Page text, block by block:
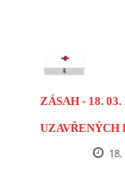
ZÁSAH - 18. 03.
UZAVŘENÝCH